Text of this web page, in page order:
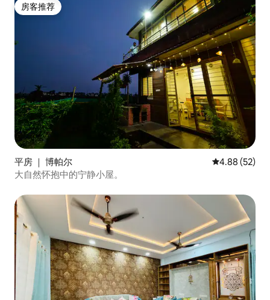
房客推荐
房客推荐
平房 ｜ 博帕尔 平均评分
4.88 (52)
大自然怀抱中的宁静小屋。